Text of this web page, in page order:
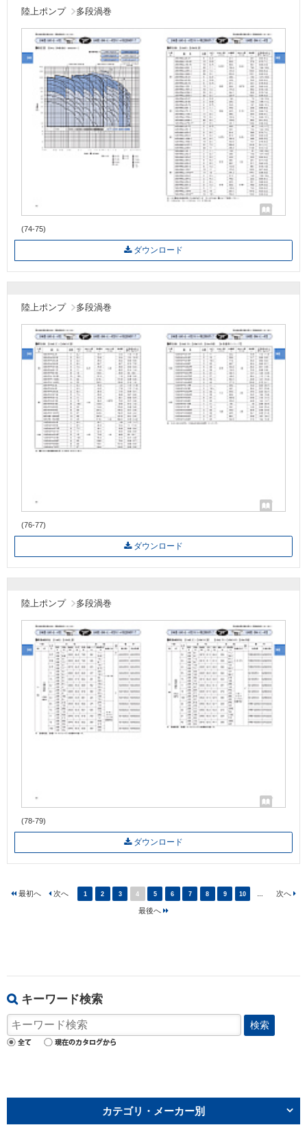
陸上ポンプ 多段渦巻
(74-75)
ダウンロード
陸上ポンプ 多段渦巻
(76-77)
ダウンロード
陸上ポンプ 多段渦巻
(78-79)
ダウンロード
1 2 3 4 5 6 7 8 9 10
キーワード検索
検索
カテゴリ・メーカー別